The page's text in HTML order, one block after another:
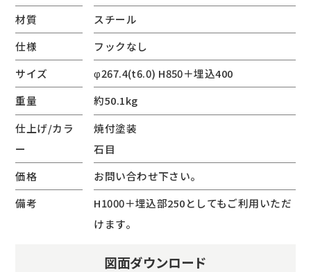
材質
スチール
仕様
フックなし
サイズ
φ267.4(t6.0) H850＋埋込400
重量
約50.1kg
仕上げ/カラ
ー
焼付塗装
石目
価格
お問い合わせ下さい。
備考
H1000＋埋込部250としてもご利用いただ
けます。
図面ダウンロード